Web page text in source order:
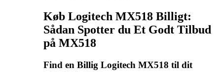
Køb Logitech MX518 Billigt:
Sådan Spotter du Et Godt Tilbud
på MX518
Find en Billig Logitech MX518 til dit